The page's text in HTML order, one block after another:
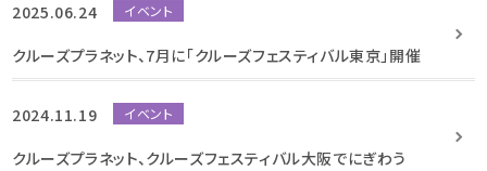
2025.06.24 イベント
クルーズプラネット、7月に「クルーズフェスティバル東京」開催
2024.11.19 イベント
クルーズプラネット、クルーズフェスティバル大阪でにぎわう